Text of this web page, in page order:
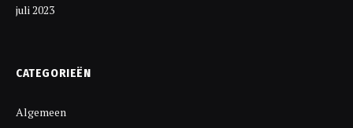
juli 2023
CATEGORIEËN
Algemeen